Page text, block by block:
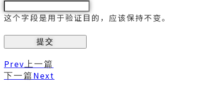
这个字段是用于验证目的，应该保持不变。
Prev上一篇
下一篇 Next